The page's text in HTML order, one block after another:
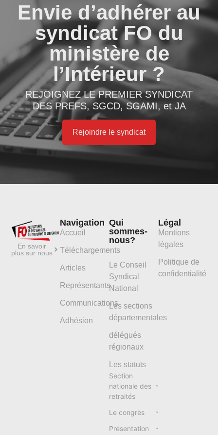
Envie d’adhérer au
syndicat FO du
ministère de
l’Intérieur ?
REJOIGNEZ LE PREMIER SYNDICAT
DES PREFS, SGCD, SGAMI, et JA
Rejoindre le syndicat
En savoir
plus sur nous
Navigation
Accueil
Téléchargements
Articles
Représentants
Communications
Adhésion
Qui
sommes-
nous?
Le Conseil
Syndical
National
Les sections
départementales
délégués
régionaux
Les statuts
Section
nationale des
retraités
Le congrès
Présentation
Légal
Mentions
légales
Politique de
confidentialité